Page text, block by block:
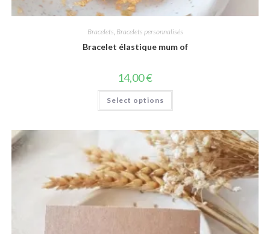
Bracelets Bracelets personnalisés
Bracelet élastique mum of
14,00€
Select options